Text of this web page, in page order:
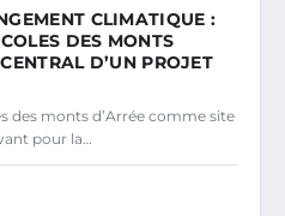
CLIMATIQUE :
DES MONTS
D’UN PROJET
des monts d’Arrée comme site
pour la…